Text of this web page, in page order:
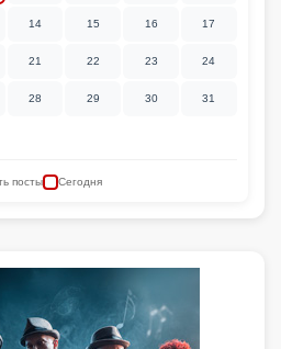
14 15 16 17
21 22 23 24
28 29 30 31
посты Сегодня